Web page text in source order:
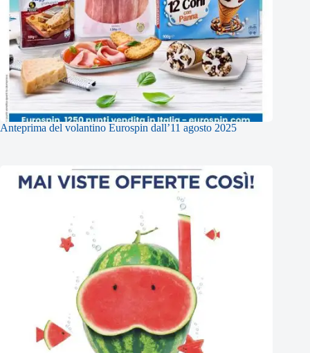
Anteprima del volantino Eurospin dall’11 agosto 2025